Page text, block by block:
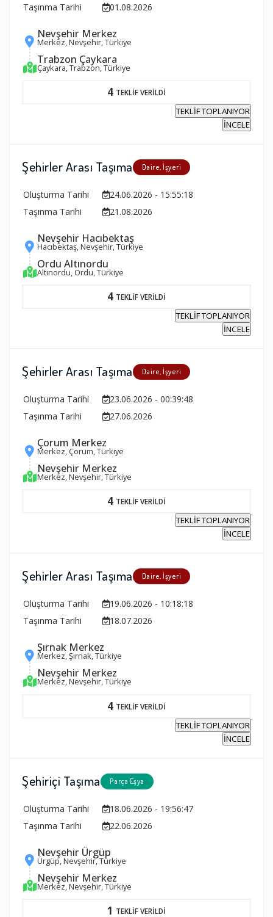
Taşınma Tarihi
01.08.2026
Nevşehir Merkez
Merkez, Nevşehir, Türkiye
Trabzon Çaykara
Çaykara, Trabzon, Türkiye
4 TEKLİF VERİLDİ
TEKLİF TOPLANIYOR
İNCELE
Şehirler Arası Taşıma Daire, İşyeri
Oluşturma Tarihi
24.06.2026 - 15:55:18
Taşınma Tarihi
21.08.2026
Nevşehir Hacıbektaş
Hacıbektaş, Nevşehir, Türkiye
Ordu Altınordu
Altınordu, Ordu, Türkiye
4 TEKLİF VERİLDİ
TEKLİF TOPLANIYOR
İNCELE
Şehirler Arası Taşıma Daire, İşyeri
Oluşturma Tarihi
23.06.2026 - 00:39:48
Taşınma Tarihi
27.06.2026
Çorum Merkez
Merkez, Çorum, Türkiye
Nevşehir Merkez
Merkez, Nevşehir, Türkiye
4 TEKLİF VERİLDİ
TEKLİF TOPLANIYOR
İNCELE
Şehirler Arası Taşıma Daire, İşyeri
Oluşturma Tarihi
19.06.2026 - 10:18:18
Taşınma Tarihi
18.07.2026
Şırnak Merkez
Merkez, Şırnak, Türkiye
Nevşehir Merkez
Merkez, Nevşehir, Türkiye
4 TEKLİF VERİLDİ
TEKLİF TOPLANIYOR
İNCELE
Şehiriçi Taşıma Parça Eşya
Oluşturma Tarihi
18.06.2026 - 19:56:47
Taşınma Tarihi
22.06.2026
Nevşehir Ürgüp
Ürgüp, Nevşehir, Türkiye
Nevşehir Merkez
Merkez, Nevşehir, Türkiye
1 TEKLİF VERİLDİ